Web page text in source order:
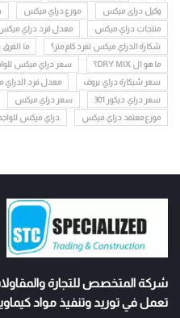
وكيل دراى ميكس
موزع دراي ميكس
منتجات دراي ميكس
معدل فرد دراي
شكارة الدراي ميكس تفرد كام متر؟
ما
ما هو ال DRY MIX؟
سعر دراي ميكس
سعر شيكارة دراي بروف
معدل فرد
سعر دراي ديكور 301
سعر دراي ميكس
موزع معتمد دراي ميكس
دراي ميكس
تعمل في توريد وتنفيذ مواد